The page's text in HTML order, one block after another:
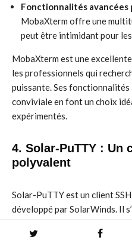
Fonctionnalités
MobaXterm offre une
peut être intimidant pour
MobaXterm est une
les professionnels qui
puissante. Ses
conviviale en font un choix
expérimentés.
4. Solar-PuTTY : Un
polyvalent
Solar-PuTTY est un client
développé par SolarWinds. Il
fonctionnalités